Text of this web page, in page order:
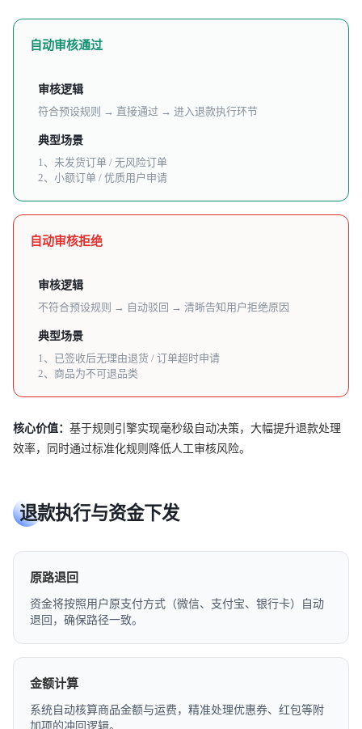
自动审核通过
审核逻辑
符合预设规则 → 直接通过 → 进入退款执行环节
典型场景
1、未发货订单 / 无风险订单
2、小额订单 / 优质用户申请
自动审核拒绝
审核逻辑
不符合预设规则 → 自动驳回 → 清晰告知用户拒绝原因
典型场景
1、已签收后无理由退货 / 订单超时申请
2、商品为不可退品类
核心价值： 基于规则引擎实现毫秒级自动决策，大幅提升退款处理
效率，同时通过标准化规则降低人工审核风险。
退款执行与资金下发
原路退回
资金将按照用户原支付方式（微信、支付宝、银行卡）自动
退回，确保路径一致。
金额计算
系统自动核算商品金额与运费，精准处理优惠券、红包等附
加项的冲回逻辑。